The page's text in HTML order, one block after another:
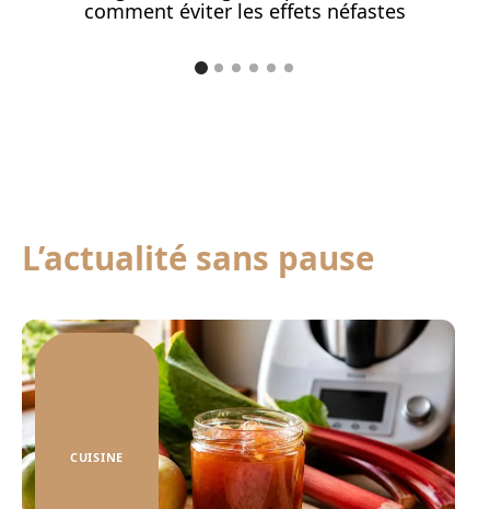
comment éviter les effets néfastes
L’actualité sans pause
CUISINE